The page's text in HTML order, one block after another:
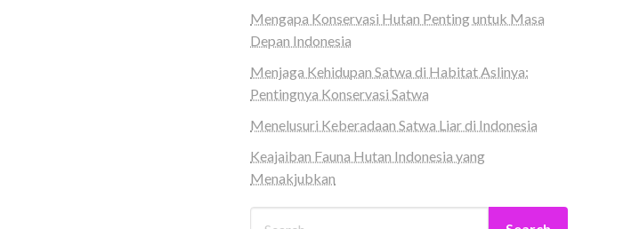
Mengapa Konservasi Hutan Penting untuk Masa
Depan Indonesia
Menjaga Kehidupan Satwa di Habitat Aslinya:
Pentingnya Konservasi Satwa
Menelusuri Keberadaan Satwa Liar di Indonesia
Keajaiban Fauna Hutan Indonesia yang
Menakjubkan